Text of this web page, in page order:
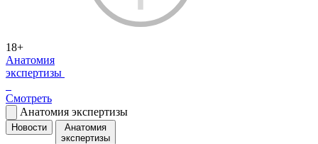
18+
Анатомия
экспертизы
Смотреть
Анатомия экспертизы
Новости
Анатомия
экспертизы